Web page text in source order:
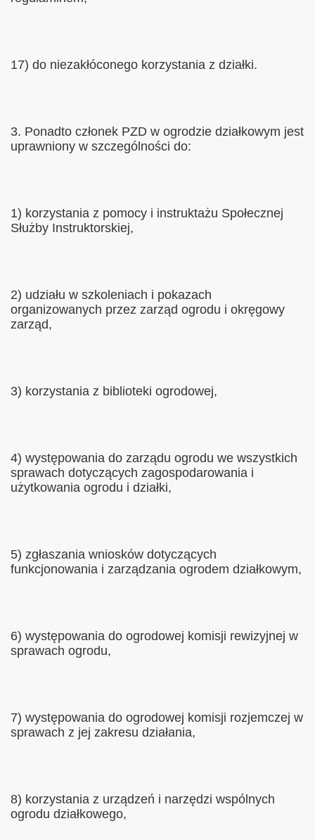
17) do niezakłóconego korzystania z działki.
3. Ponadto członek PZD w ogrodzie działkowym jest
uprawniony w szczególności do:
1) korzystania z pomocy i instruktażu Społecznej
Służby Instruktorskiej,
2) udziału w szkoleniach i pokazach
organizowanych przez zarząd ogrodu i okręgowy
zarząd,
3) korzystania z biblioteki ogrodowej,
4) występowania do zarządu ogrodu we wszystkich
sprawach dotyczących zagospodarowania i
użytkowania ogrodu i działki,
5) zgłaszania wniosków dotyczących
funkcjonowania i zarządzania ogrodem działkowym,
6) występowania do ogrodowej komisji rewizyjnej w
sprawach ogrodu,
7) występowania do ogrodowej komisji rozjemczej w
sprawach z jej zakresu działania,
8) korzystania z urządzeń i narzędzi wspólnych
ogrodu działkowego,